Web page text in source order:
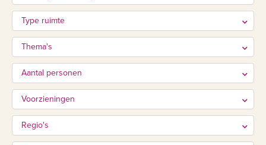
Type ruimte
Thema's
Aantal personen
Voorzieningen
Regio's